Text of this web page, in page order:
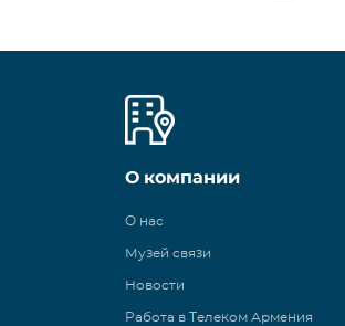
О компании
О нас
Музей связи
Новости
Работа в Телеком Армения